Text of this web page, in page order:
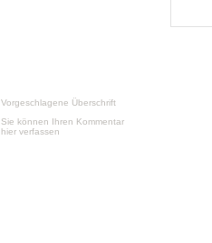
Vorgeschlagene Überschrift
Sie können Ihren Kommentar
hier verfassen